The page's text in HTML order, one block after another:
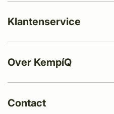
Klantenservice
Over KempíQ
Contact